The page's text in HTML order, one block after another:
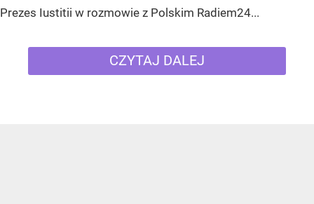
Prezes Iustitii w rozmowie z Polskim Radiem24...
CZYTAJ DALEJ